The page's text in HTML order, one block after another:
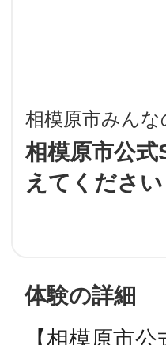
相模原市みんな
相模原市公
えてくださ
体験の詳細
【相模原市
加
地